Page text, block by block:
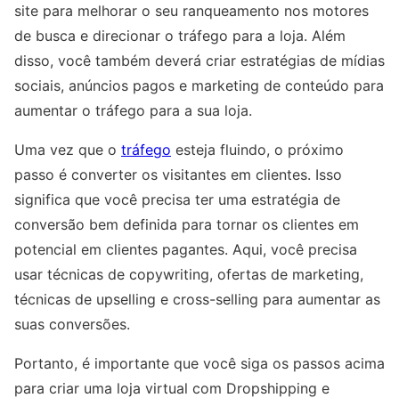
site para melhorar o seu ranqueamento nos motores
de busca e direcionar o tráfego para a loja. Além
disso, você também deverá criar estratégias de mídias
sociais, anúncios pagos e marketing de conteúdo para
aumentar o tráfego para a sua loja.
Uma vez que o tráfego esteja fluindo, o próximo
passo é converter os visitantes em clientes. Isso
significa que você precisa ter uma estratégia de
conversão bem definida para tornar os clientes em
potencial em clientes pagantes. Aqui, você precisa
usar técnicas de copywriting, ofertas de marketing,
técnicas de upselling e cross-selling para aumentar as
suas conversões.
Portanto, é importante que você siga os passos acima
para criar uma loja virtual com Dropshipping e